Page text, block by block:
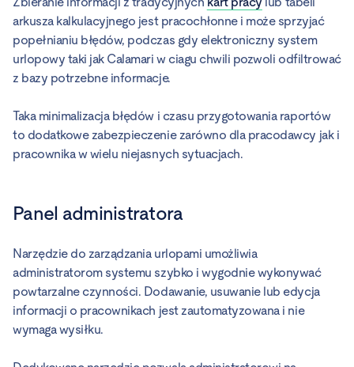
arkusza kalkulacyjnego jest pracochłonne i może sprzyjać
popełnianiu błędów, podczas gdy elektroniczny system
urlopowy taki jak Calamari w ciagu chwili pozwoli odfiltrować
z bazy potrzebne informacje.
Taka minimalizacja błędów i czasu przygotowania raportów
to dodatkowe zabezpieczenie zarówno dla pracodawcy jak i
pracownika w wielu niejasnych sytuacjach.
Panel administratora
Narzędzie do zarządzania urlopami umożliwia
administratorom systemu szybko i wygodnie wykonywać
powtarzalne czynności. Dodawanie, usuwanie lub edycja
informacji o pracownikach jest zautomatyzowana i nie
wymaga wysiłku.